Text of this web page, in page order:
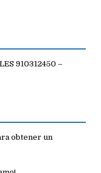
910312450 –
obtener un